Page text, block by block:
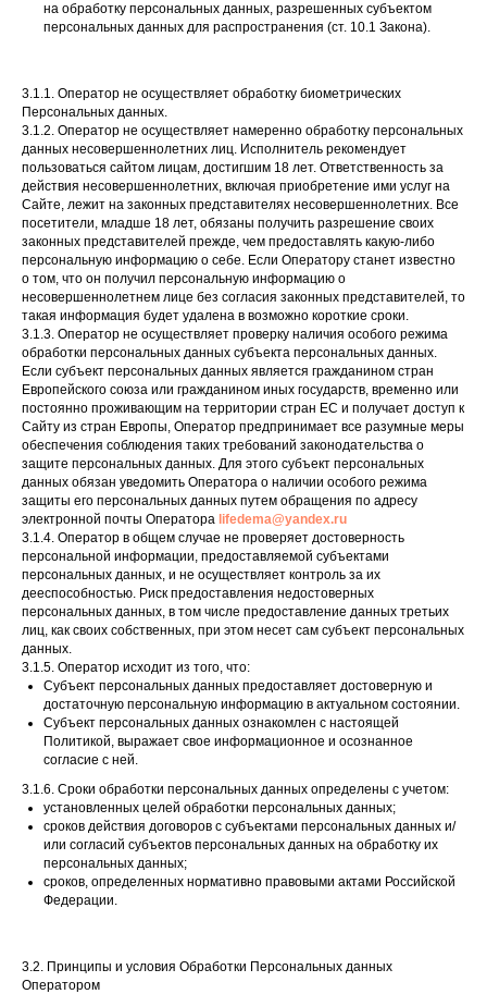
на обработку персональных данных, разрешенных субъектом
персональных данных для распространения (ст. 10.1 Закона).
3.1.1. Оператор не осуществляет обработку биометрических
Персональных данных.
3.1.2. Оператор не осуществляет намеренно обработку персональных
данных несовершеннолетних лиц. Исполнитель рекомендует
пользоваться сайтом лицам, достигшим 18 лет. Ответственность за
действия несовершеннолетних, включая приобретение ими услуг на
Сайте, лежит на законных представителях несовершеннолетних. Все
посетители, младше 18 лет, обязаны получить разрешение своих
законных представителей прежде, чем предоставлять какую-либо
персональную информацию о себе. Если Оператору станет известно
о том, что он получил персональную информацию о
несовершеннолетнем лице без согласия законных представителей, то
такая информация будет удалена в возможно короткие сроки.
3.1.3. Оператор не осуществляет проверку наличия особого режима
обработки персональных данных субъекта персональных данных.
Если субъект персональных данных является гражданином стран
Европейского союза или гражданином иных государств, временно или
постоянно проживающим на территории стран ЕС и получает доступ к
Сайту из стран Европы, Оператор предпринимает все разумные меры
обеспечения соблюдения таких требований законодательства о
защите персональных данных. Для этого субъект персональных
данных обязан уведомить Оператора о наличии особого режима
защиты его персональных данных путем обращения по адресу
электронной почты Оператора lifedema@yandex.ru
3.1.4. Оператор в общем случае не проверяет достоверность
персональной информации, предоставляемой субъектами
персональных данных, и не осуществляет контроль за их
дееспособностью. Риск предоставления недостоверных
персональных данных, в том числе предоставление данных третьих
лиц, как своих собственных, при этом несет сам субъект персональных
данных.
3.1.5. Оператор исходит из того, что:
Субъект персональных данных предоставляет достоверную и
достаточную персональную информацию в актуальном состоянии.
Субъект персональных данных ознакомлен с настоящей
Политикой, выражает свое информационное и осознанное
согласие с ней.
3.1.6. Сроки обработки персональных данных определены с учетом:
установленных целей обработки персональных данных;
сроков действия договоров с субъектами персональных данных и/
или согласий субъектов персональных данных на обработку их
персональных данных;
сроков, определенных нормативно правовыми актами Российской
Федерации.
3.2. Принципы и условия Обработки Персональных данных
Оператором